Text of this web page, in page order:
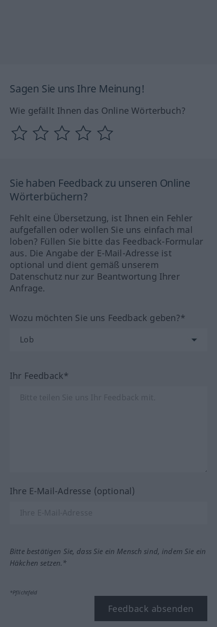
Sagen Sie uns Ihre Meinung!
Wie gefällt Ihnen das Online Wörterbuch?
Sie haben Feedback zu unseren Online
Wörterbüchern?
Fehlt eine Übersetzung, ist Ihnen ein Fehler
aufgefallen oder wollen Sie uns einfach mal
loben? Füllen Sie bitte das Feedback-Formular
aus. Die Angabe der E-Mail-Adresse ist
optional und dient gemäß unserem
Datenschutz nur zur Beantwortung Ihrer
Anfrage.
Wozu möchten Sie uns Feedback geben?*
Ihr Feedback*
Ihre E-Mail-Adresse (optional)
Bitte bestätigen Sie, dass Sie ein Mensch sind, indem Sie ein
Häkchen setzen.*
*Pflichtfeld
Feedback absenden